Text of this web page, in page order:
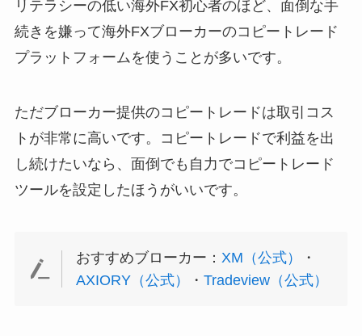
リテラシーの低い海外FX初心者のほど、面倒な手
続きを嫌って海外FXブローカーのコピートレード
プラットフォームを使うことが多いです。
ただブローカー提供のコピートレードは取引コス
トが非常に高いです。コピートレードで利益を出
し続けたいなら、面倒でも自力でコピートレード
ツールを設定したほうがいいです。
おすすめブローカー：XM（公式）
・
AXIORY（公式）
・Tradeview（公式）